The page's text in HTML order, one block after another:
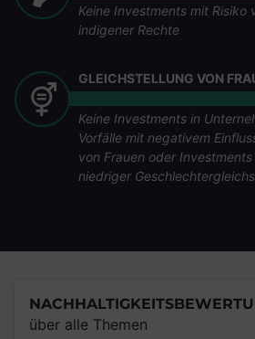
Keine Investments mit Risiko
indigener Rechte
GLEICHSTELLUNG VON
Keine Investments in
Vorfälle mit negativem
von Frauen oder
niedriger
über alle Themen